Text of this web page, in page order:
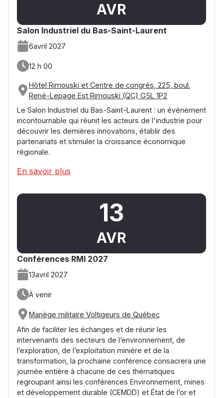
AVR
Salon Industriel du Bas-Saint-Laurent
6avril 2027
12 h 00
Hôtel Rimouski et Centre de congrès, 225, boul.
René-Lepage Est Rimouski (QC) G5L 1P2
Le Salon Industriel du Bas-Saint-Laurent : un événement
incontournable qui réunit les acteurs de l'industrie pour
découvrir les dernières innovations, établir des
partenariats et stimuler la croissance économique
régionale.
En savoir plus
13
AVR
Conférences RMI 2027
13avril 2027
À venir
Manège militaire Voltigeurs de Québec
Afin de faciliter les échanges et de réunir les
intervenants des secteurs de l’environnement, de
l’exploration, de l’exploitation minière et de la
transformation, la prochaine conférence consacrera une
journée entière à chacune de ces thématiques
regroupant ainsi les conférences Environnement, mines
et développement durable (CEMDD) et État de l’or et